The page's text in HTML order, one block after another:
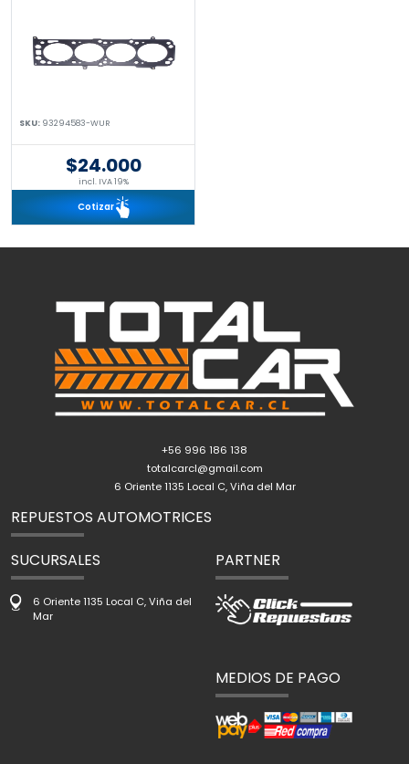
SKU: 93294583-WUR
$24.000
incl. IVA 19%
Cotizar
+56 996 186 138
totalcarcl@gmail.com
6 Oriente 1135 Local C, Viña del Mar
REPUESTOS AUTOMOTRICES
SUCURSALES
6 Oriente 1135 Local C, Viña del
Mar
PARTNER
MEDIOS DE PAGO